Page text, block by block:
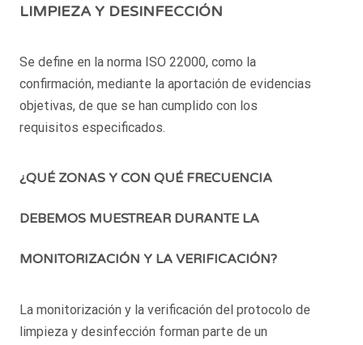
LIMPIEZA Y DESINFECCIÓN
Se define en la norma ISO 22000, como la
confirmación, mediante la aportación de evidencias
objetivas, de que se han cumplido con los
requisitos especificados.
¿QUÉ ZONAS Y CON QUÉ FRECUENCIA
DEBEMOS MUESTREAR DURANTE LA
MONITORIZACIÓN Y LA VERIFICACIÓN?
La monitorización y la verificación del protocolo de
limpieza y desinfección forman parte de un